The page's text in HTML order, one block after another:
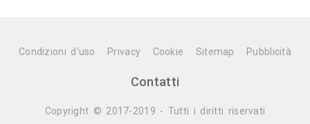
Condizioni d'uso Privacy Cookie Sitemap Pubblicità
Contatti
Copyright © 2017-2019 - Tutti i diritti riservati